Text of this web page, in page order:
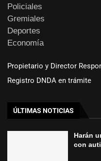
Policiales
Gremiales
Deportes
Economía
Propietario y Director
Registro DNDA en trámite
ÚLTIMAS NOTICIAS
Harán
con